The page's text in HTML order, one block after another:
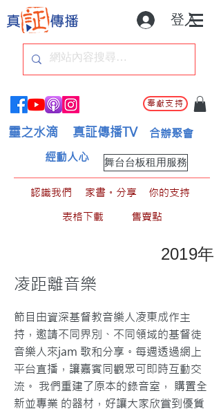
登入
奉獻支持
靈之水滴 真証傳播TV 合辦聚會
舞台台板租用服務
經動人心
認識我們 家書。分享
你的支持
表格下載
售賣點
2019年
凌距離音樂
節目由資深基督教音樂人凌東成作主
持，邀請不同界別、不同領域的基督徒
音樂人來jam 歌和分享。每週透過網上
平台直播，讓嘉賓同觀眾可即時互動交
流。 我們重建了原本的錄音室， 購置全
新並專業 的器材，好讓大家欣賞到優質